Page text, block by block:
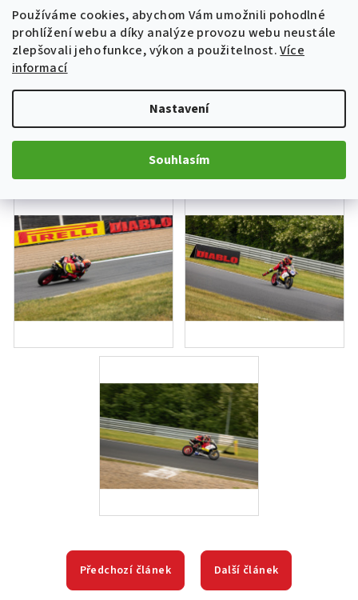
Používáme cookies, abychom Vám umožnili pohodlné
prohlížení webu a díky analýze provozu webu neustále
zlepšovali jeho funkce, výkon a použitelnost.Více
informací
Nastavení
Souhlasím
Předchozí článek Další článek